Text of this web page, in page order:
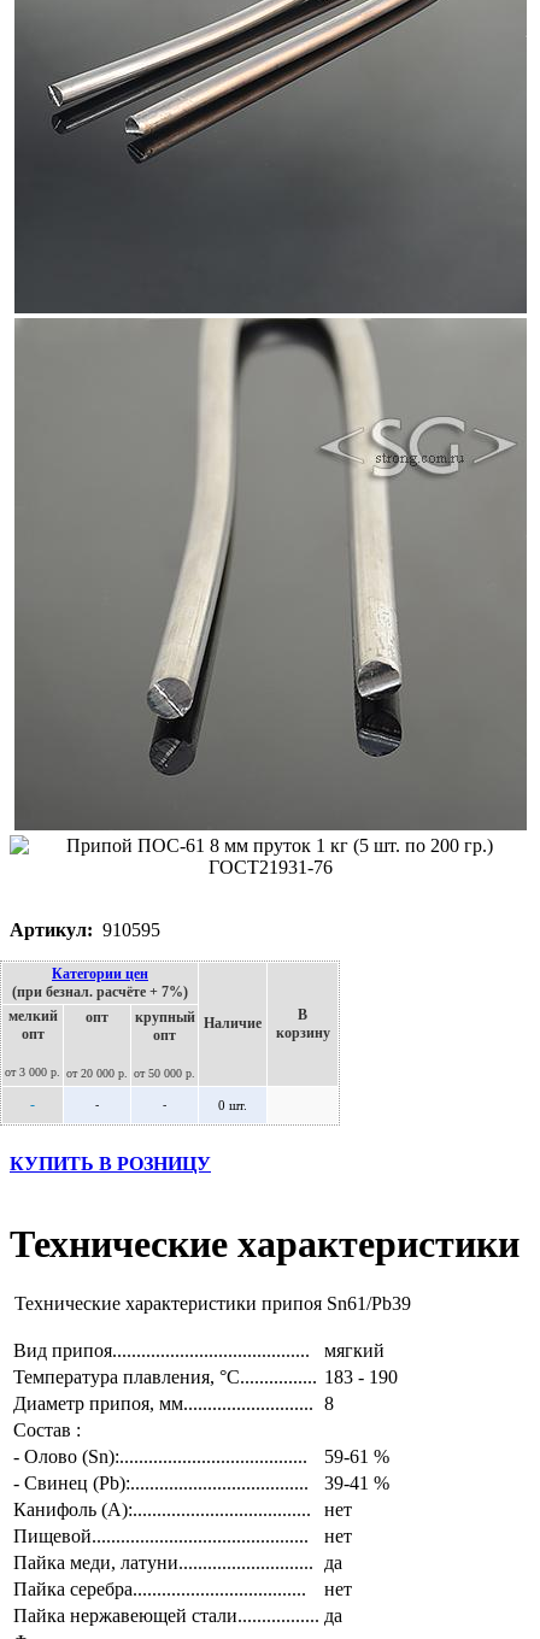
Артикул: 910595
Категории цен
(при безнал. расчёте + 7%)
Наличие
В
корзину
мелкий
опт
от 3 000 р.
опт
от 20 000 р.
крупный
опт
от 50 000 р.
- - - 0 шт.
КУПИТЬ В РОЗНИЦУ
Технические характеристики
Технические характеристики припоя Sn61/Pb39
Вид припоя.........................................
мягкий
Температура плавления, °С................ 183 - 190
Диаметр припоя, мм........................... 8
Состав :
- Олово (Sn):.......................................
59-61 %
- Свинец (Pb):.....................................
39-41 %
Канифоль (A):.....................................
нет
Пищевой.............................................
нет
Пайка меди, латуни............................
да
Пайка серебра....................................
нет
Пайка нержавеющей стали................. да